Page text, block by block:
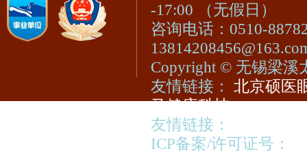
-17:00 （无假日）
咨询电话：0510-
Copyright © 无锡梁溪
友情链接： 北京硕医
马健康科技
友情链接：
ICP备案/许可证号：